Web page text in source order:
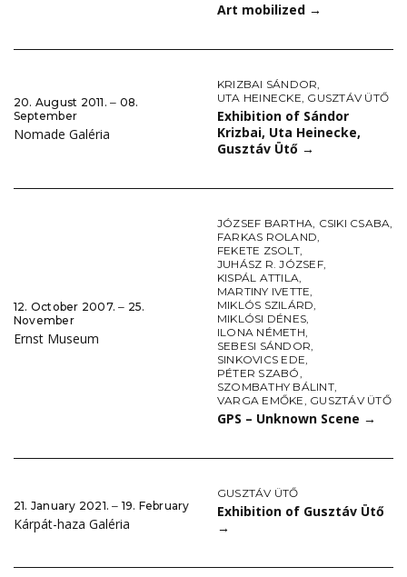
Art mobilized →
20. August 2011. ‒ 08.
September
Nomade Galéria
KRIZBAI SÁNDOR,
UTA HEINECKE, GUSZTÁV ÜTŐ
Exhibition of Sándor
Krizbai, Uta Heinecke,
Gusztáv Ütő →
12. October 2007. ‒ 25.
November
Ernst Museum
JÓZSEF BARTHA, CSIKI CSABA,
FARKAS ROLAND,
FEKETE ZSOLT,
JUHÁSZ R. JÓZSEF,
KISPÁL ATTILA,
MARTINY IVETTE,
MIKLÓS SZILÁRD,
MIKLÓSI DÉNES,
ILONA NÉMETH,
SEBESI SÁNDOR,
SINKOVICS EDE,
PÉTER SZABÓ,
SZOMBATHY BÁLINT,
VARGA EMŐKE, GUSZTÁV ÜTŐ
GPS – Unknown Scene →
21. January 2021. ‒ 19. February
Kárpát-haza Galéria
GUSZTÁV ÜTŐ
Exhibition of Gusztáv Ütő
→